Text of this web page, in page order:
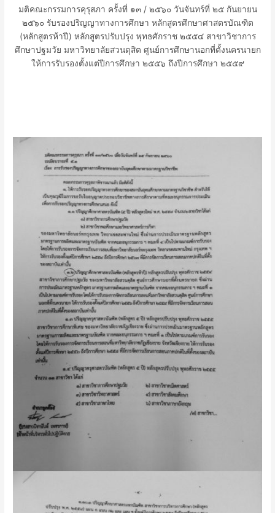
มติคณะกรรมการคุรุสภา ครั้งที่ ๑๓ / ๒๕๖๐ วันจันทร์ที่ ๒๕ กันยายน
๒๕๖๐ รับรองปริญญาทางการศึกษา หลักสูตรศึกษาศาสตรบัณฑิต
(หลักสูตรห้าปี) หลักสูตรปรับปรุง พุทธศักราช ๒๕๕๔ สาขาวิชาการ
ศึกษาปฐมวัย มหาวิทยาลัยสวนดุสิต ศูนย์การศึกษานอกที่ตั้งนครนายก
ให้การรับรองตั้งแต่ปีการศึกษา ๒๕๕๖ ถึงปีการศึกษา ๒๕๕๙